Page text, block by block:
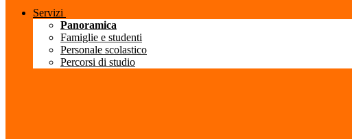
Servizi
Panoramica
Famiglie e studenti
Personale scolastico
Percorsi di studio